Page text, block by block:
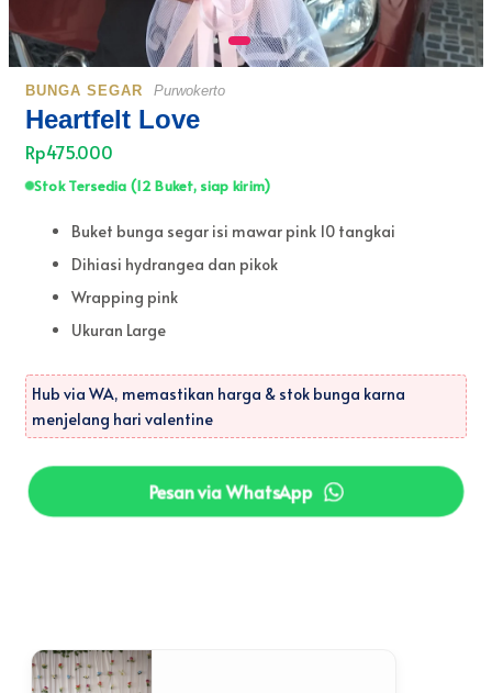
BUNGA SEGAR
Heartfelt Love
Purwokerto
Rp475.000
Stok Tersedia (12 Buket, siap kirim)
Buket bunga segar isi mawar pink 10 tangkai
Dihiasi hydrangea dan pikok
Wrapping pink
Ukuran Large
Hub via WA, memastikan harga & stok bunga karna
menjelang hari valentine
Pesan via WhatsApp